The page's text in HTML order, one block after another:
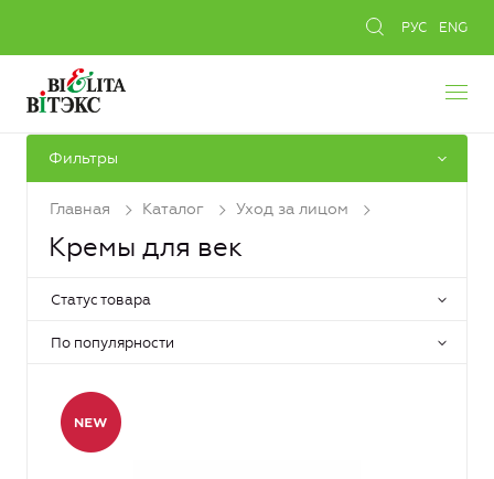
РУС ENG
Фильтры
Главная Каталог Уход за лицом
Кремы для век
Статус товара
По популярности